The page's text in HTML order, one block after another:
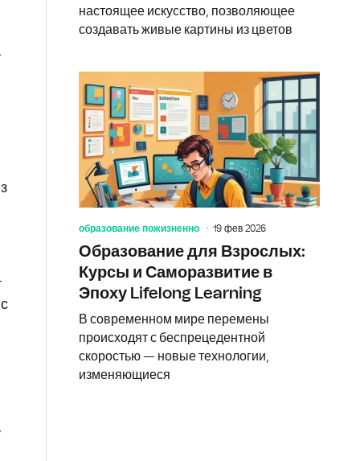
настоящее искусство, позволяющее
создавать живые картины из цветов
образование пожизненно 19 фев 2026
Образование для Взрослых:
Курсы и Саморазвитие в
Эпоху Lifelong Learning
В современном мире перемены
происходят с беспрецедентной
скоростью — новые технологии,
изменяющиеся